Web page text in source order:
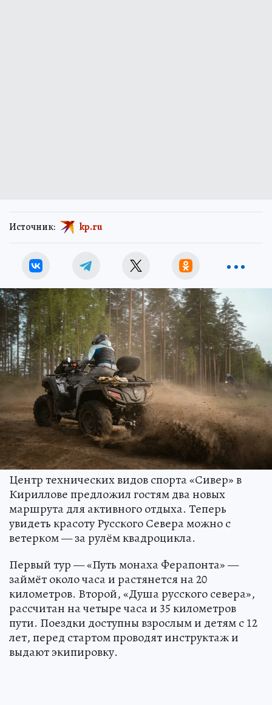
Источник: kp.ru
Центр технических видов спорта «Сивер» в
Кириллове предложил гостям два новых
маршрута для активного отдыха. Теперь
увидеть красоту Русского Севера можно с
ветерком — за рулём квадроцикла.
Первый тур — «Путь монаха Ферапонта» —
займёт около часа и растянется на 20
километров. Второй, «Душа русского севера»,
рассчитан на четыре часа и 35 километров
пути. Поездки доступны взрослым и детям с 12
лет, перед стартом проводят инструктаж и
выдают экипировку.